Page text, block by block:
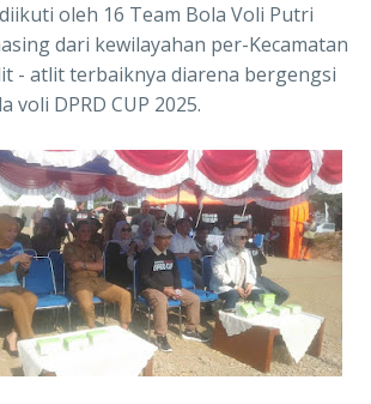
oleh 16 Team Bola Voli Putri
dari kewilayahan per-Kecamatan
- atlit terbaiknya diarena bergengsi
voli DPRD CUP 2025.